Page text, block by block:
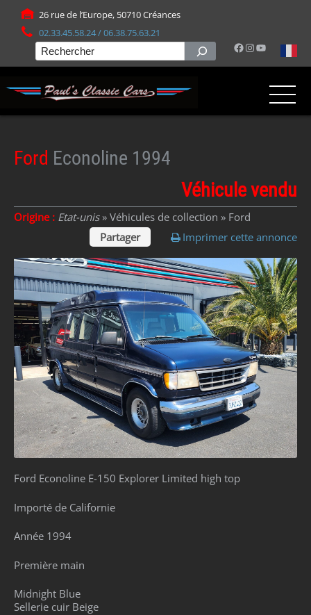
26 rue de l’Europe, 50710 Créances
02.33.45.58.24 / 06.38.75.63.21
Facebook
Instagram
YouTube
Rechercher
Ford Econoline 1994
Véhicule vendu
Origine : Etat-unis» Véhicules de collection » Ford
Partager
Imprimer cette annonce
Ford Econoline E-150 Explorer Limited high top
Importé de Californie
Année 1994
Première main
Midnight Blue
Sellerie cuir Beige
Panneau de gestion des cookies